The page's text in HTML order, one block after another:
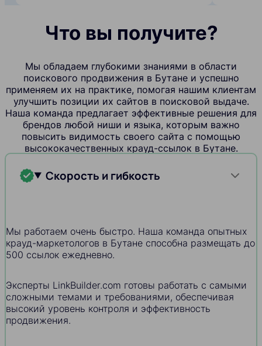
Что вы получите?
Мы обладаем глубокими знаниями в области
поискового продвижения в Бутане и успешно
применяем их на практике, помогая нашим клиентам
улучшить позиции их сайтов в поисковой выдаче.
Наша команда предлагает эффективные решения для
брендов любой ниши и языка, которым важно
повысить видимость своего сайта с помощью
высококачественных крауд-ссылок в Бутане.
Скорость и гибкость
Мы работаем очень быстро. Наша команда опытных
крауд-маркетологов в Бутане способна размещать до
500 ссылок ежедневно.
Эксперты LinkBuilder.com готовы работать с самыми
сложными темами и требованиями, обеспечивая
высокий уровень контроля и эффективность
продвижения.